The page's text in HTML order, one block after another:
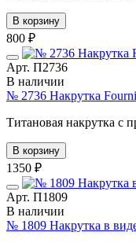
В корзину
800 ₽
Арт. П2736
В наличии
№ 2736 Накрутка
Титановая накрутка с
В корзину
1350 ₽
Арт. П1809
В наличии
№ 1809 Накрутка в